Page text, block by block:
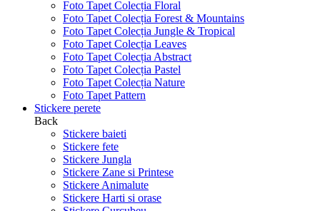
Foto Tapet Colecția Floral
Foto Tapet Colecția Forest & Mountains
Foto Tapet Colecția Jungle & Tropical
Foto Tapet Colecția Leaves
Foto Tapet Colecția Abstract
Foto Tapet Colecția Pastel
Foto Tapet Colecția Nature
Foto Tapet Pattern
Stickere perete
Back
Stickere baieti
Stickere fete
Stickere Jungla
Stickere Zane si Printese
Stickere Animalute
Stickere Harti si orase